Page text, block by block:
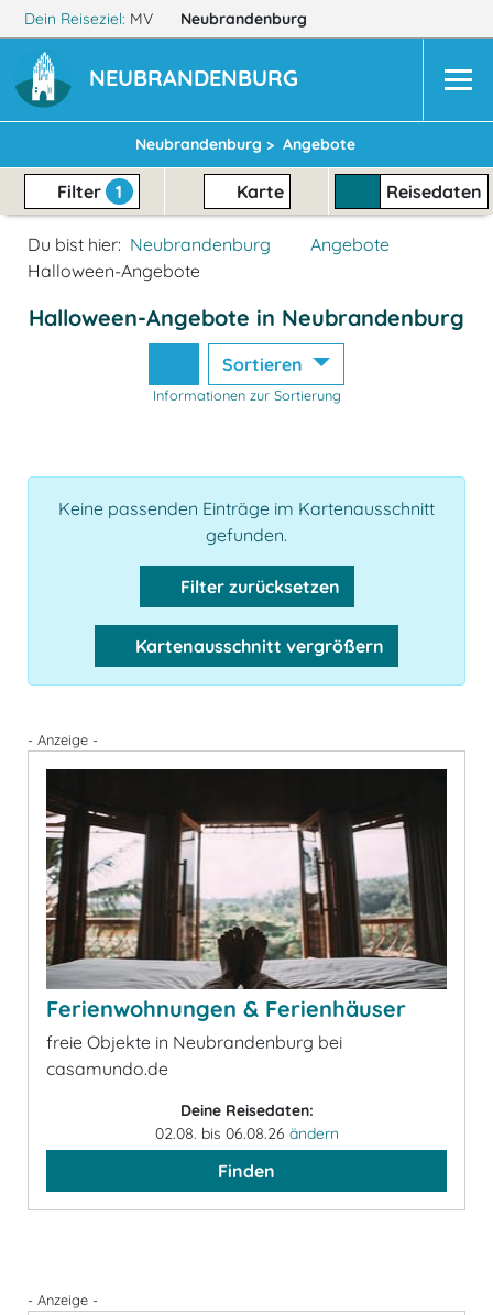
Dein Reiseziel: MV Neubrandenburg
NEUBRANDENBURG
Neubrandenburg > Angebote
Filter 1 Karte Reisedaten
Du bist hier: Neubrandenburg
Angebote
Halloween-Angebote
Halloween-Angebote in Neubrandenburg
Sortieren
Informationen zur Sortierung
Keine passenden Einträge im Kartenausschnitt
gefunden.
Filter zurücksetzen
Kartenausschnitt vergrößern
- Anzeige -
Ferienwohnungen & Ferienhäuser
freie Objekte in Neubrandenburg bei
casamundo.de
Deine Reisedaten:
02.08. bis 06.08.26 ändern
Finden
- Anzeige -